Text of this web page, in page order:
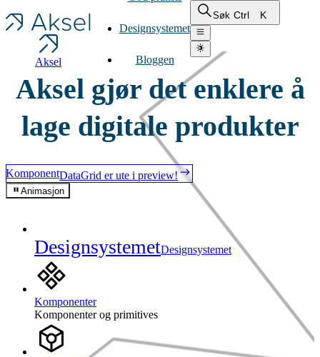
Aksel
Designsystemet
Bloggen
Søk Ctrl K
Aksel gjør det enklere å
lage digitale produkter
KomponentDataGrid er ute i preview!
Animasjon
DesignsystemetDesignsystemet
Komponenter
Komponenter og primitives